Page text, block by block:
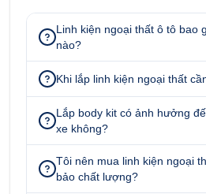
cốp xe.
Bên cạnh, lắp chống trầy cốp
còn nâng cao tính thẩm
chiếc ô tô của bạn có một
chắn hơn, tạo điểm nhấn
nhìn. Phụ kiện chống trầy
keo 2 mặt phía sau, lắp đặt
không ảnh hưởng đến cấu
Linh kiện ngoại thất ô tô bao
nào?
Khi lắp linh kiện ngoại thất
Lắp body kit có ảnh hưởng
xe không?
Tôi nên mua linh kiện ngoại
bảo chất lượng?